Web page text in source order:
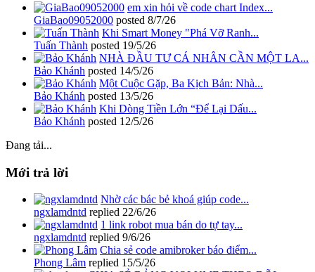
em xin hỏi về code chart Index...
GiaBao09052000 posted 8/7/26
Khi Smart Money "Phá Vỡ Ranh...
Tuấn Thành posted 19/5/26
NHÀ ĐẦU TƯ CÁ NHÂN CẦN MỘT LA...
Bảo Khánh posted 14/5/26
Một Cuộc Gặp, Ba Kịch Bản: Nhà...
Bảo Khánh posted 13/5/26
Khi Dòng Tiền Lớn “Để Lại Dấu...
Bảo Khánh posted 12/5/26
Đang tải...
Mới trả lời
Nhờ các bác bẻ khoá giúp code...
ngxlamdntd replied 22/6/26
1 link robot mua bán do tự tay...
ngxlamdntd replied 9/6/26
Chia sẻ code amibroker báo điểm...
Phong Lâm replied 15/5/26